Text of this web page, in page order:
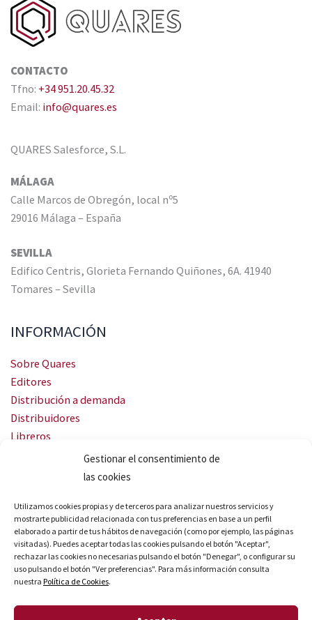
Gestionar el consentimiento de
las cookies
Utilizamos cookies propias y de terceros para analizar nuestros servicios y
mostrarte publicidad relacionada con tus preferencias en base a un perfil
elaborado a partir de tus hábitos de navegación (como por ejemplo, las páginas
visitadas). Puedes aceptar todas las cookies pulsando el botón "Aceptar",
rechazar las cookies no necesarias pulsando el botón "Denegar", o configurar su
uso pulsando el botón "Ver preferencias". Para más información consulta
nuestra Política de Cookies.
CONTACTO
Tfno: +34 951.20.45.32
Email: info@quares.es
QUARES Salesforce, S.L.
MÁLAGA
Calle Marcos de Obregón, local nº5
29016 Málaga – España
SEVILLA
Edifico Centris, Glorieta Fernando Quiñones, 6A. 41940
Tomares – Sevilla
INFORMACIÓN
Sobre Quares
Editores
Distribución a demanda
Distribuidores
Libreros
Servicio Landingweb
Crea tu audiobook